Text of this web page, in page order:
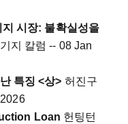
시장: 불확실성을
지 칼럼 -- 08 Jan
특징 <상> 허진구
Loan 헌팅턴